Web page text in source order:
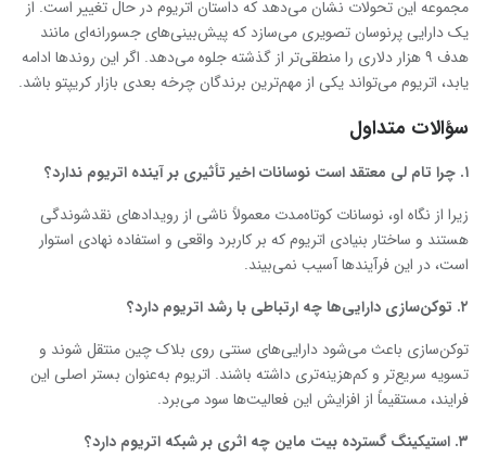
مجموعه این تحولات نشان می‌دهد که داستان اتریوم در حال تغییر است. از
یک دارایی پرنوسان تصویری می‌سازد که پیش‌بینی‌های جسورانه‌ای مانند
هدف ۹ هزار دلاری را منطقی‌تر از گذشته جلوه می‌دهد. اگر این روندها ادامه
یابد، اتریوم می‌تواند یکی از مهم‌ترین برندگان چرخه بعدی بازار کریپتو باشد.
سؤالات متداول
۱. چرا تام لی معتقد است نوسانات اخیر تأثیری بر آینده اتریوم ندارد؟
زیرا از نگاه او، نوسانات کوتاه‌مدت معمولاً ناشی از رویدادهای نقدشوندگی
هستند و ساختار بنیادی اتریوم که بر کاربرد واقعی و استفاده نهادی استوار
است، در این فرآیندها آسیب نمی‌بیند.
۲. توکن‌سازی دارایی‌ها چه ارتباطی با رشد اتریوم دارد؟
توکن‌سازی باعث می‌شود دارایی‌های سنتی روی بلاک چین منتقل شوند و
تسویه سریع‌تر و کم‌هزینه‌تری داشته باشند. اتریوم به‌عنوان بستر اصلی این
فرایند، مستقیماً از افزایش این فعالیت‌ها سود می‌برد.
۳. استیکینگ گسترده بیت ماین چه اثری بر شبکه اتریوم دارد؟